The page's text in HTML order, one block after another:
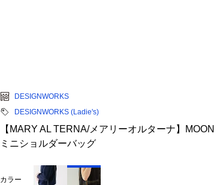
DESIGNWORKS
DESIGNWORKS (Ladie's)
【MARY AL TERNA/メアリーオルターナ】MOON
ミニショルダーバッグ
カラー